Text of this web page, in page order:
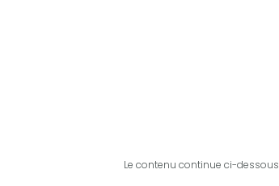
Le contenu continue ci-dessous